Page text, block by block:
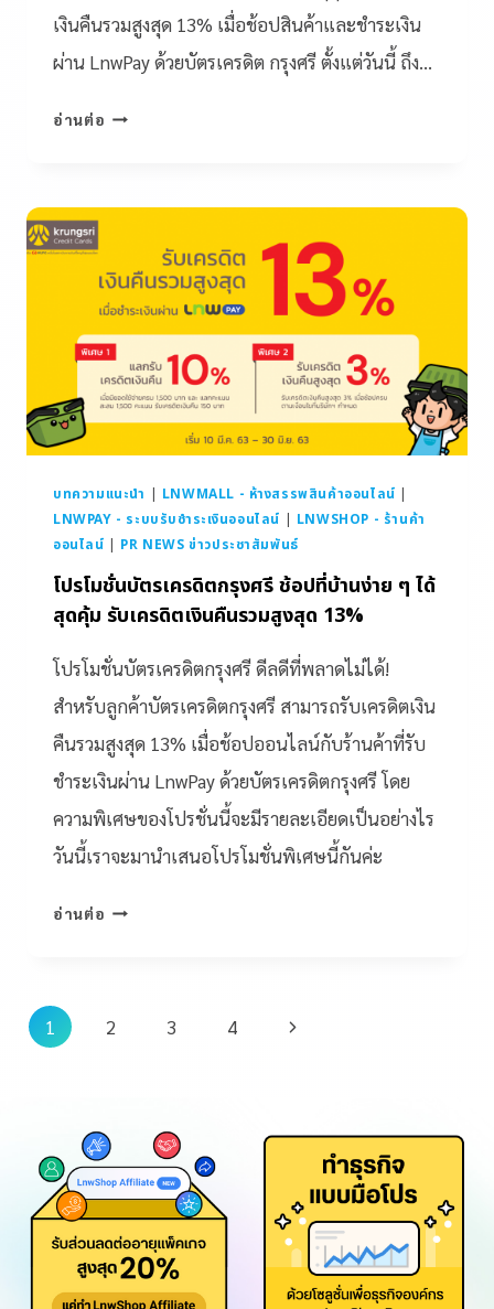
เงินคืนรวมสูงสุด 13% เมื่อช้อปสินค้าและชำระเงิน
ผ่าน LnwPay ด้วยบัตรเครดิต กรุงศรี ตั้งแต่วันนี้ ถึง…
อ่านต่อ
บทความแนะนำ | LNWMALL - ห้างสรรพสินค้าออนไลน์ |
LNWPAY - ระบบรับชำระเงินออนไลน์ | LNWSHOP - ร้านค้า
ออนไลน์ | PR NEWS ข่าวประชาสัมพันธ์
โปรโมชั่นบัตรเครดิตกรุงศรี ช้อปที่บ้านง่าย ๆ ได้
สุดคุ้ม รับเครดิตเงินคืนรวมสูงสุด 13%
โปรโมชั่นบัตรเครดิตกรุงศรี ดีลดีที่พลาดไม่ได้!
สำหรับลูกค้าบัตรเครดิตกรุงศรี สามารถรับเครดิตเงิน
คืนรวมสูงสุด 13% เมื่อช้อปออนไลน์กับร้านค้าที่รับ
ชำระเงินผ่าน LnwPay ด้วยบัตรเครดิตกรุงศรี โดย
ความพิเศษของโปรชั่นนี้จะมีรายละเอียดเป็นอย่างไร
วันนี้เราจะมานำเสนอโปรโมชั่นพิเศษนี้กันค่ะ
อ่านต่อ
1 2 3 4